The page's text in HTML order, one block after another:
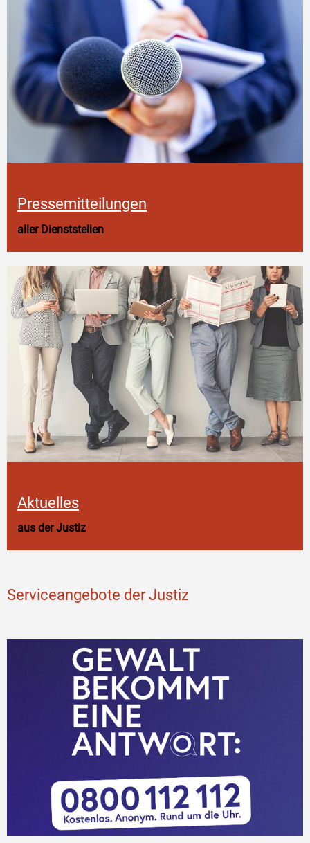
Pressemitteilungen
aller Dienststellen
Aktuelles
aus der Justiz
Serviceangebote der Justiz